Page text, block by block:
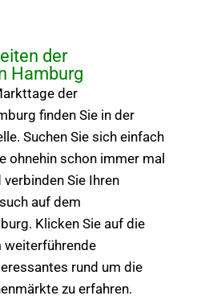
der
Hamburg
der
finden Sie in der
Suchen Sie sich einfach
ohnehin schon immer mal
Sie Ihren
auf dem
Klicken Sie auf die
weiterführende
rund um die
zu erfahren.